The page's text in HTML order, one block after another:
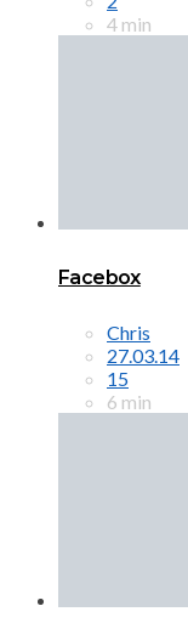
4 min
Facebox
Chris
27.03.14
15
6 min